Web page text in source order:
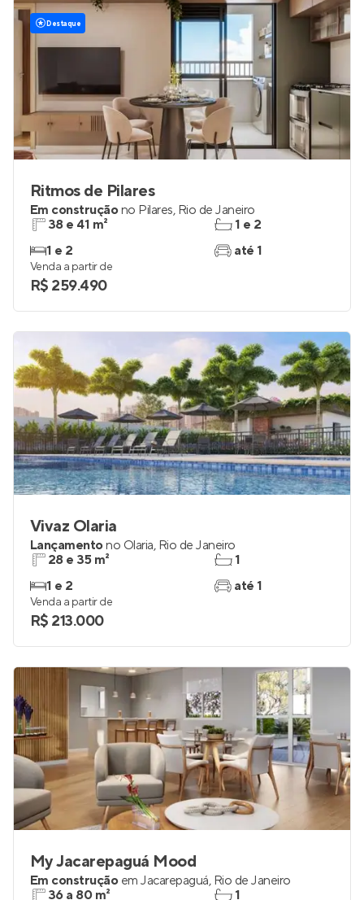
Destaque
Ritmos de Pilares
Em construçãono Pilares, Rio de Janeiro
38 e 41 m²
1 e 2
1 e 2
até 1
Venda a partir de
R$ 259.490
Vivaz Olaria
Lançamentono Olaria, Rio de Janeiro
28 e 35 m²
1 e 2
1
até 1
Venda a partir de
R$ 213.000
My Jacarepaguá Mood
Em construção em Jacarepaguá, Rio de Janeiro
36 a 80 m²
1